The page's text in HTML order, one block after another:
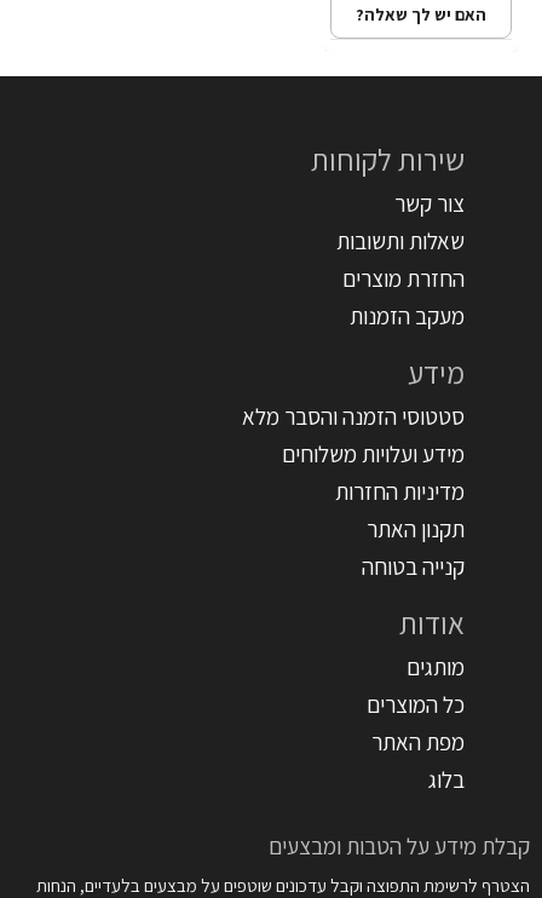
האם יש לך שאלה?
שירות לקוחות
צור קשר
שאלות ותשובות
החזרת מוצרים
מעקב הזמנות
מידע
סטטוסי הזמנה והסבר מלא
מידע ועלויות משלוחים
מדיניות החזרות
תקנון האתר
קנייה בטוחה
אודות
מותגים
כל המוצרים
מפת האתר
בלוג
קבלת מידע על הטבות ומבצעים
הצטרף לרשימת התפוצה וקבל עדכונים שוטפים על מבצעים בלעדיים, הנחות